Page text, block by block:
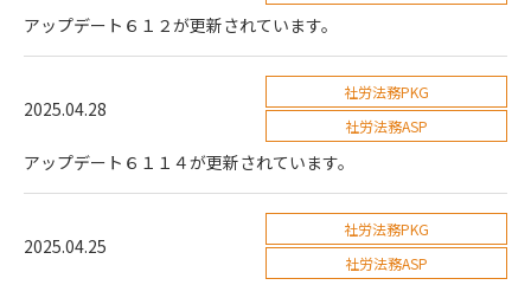
アップデート６１２が更新されています。
2025.04.28
社労法務PKG
社労法務ASP
アップデート６１１４が更新されています。
2025.04.25
社労法務PKG
社労法務ASP